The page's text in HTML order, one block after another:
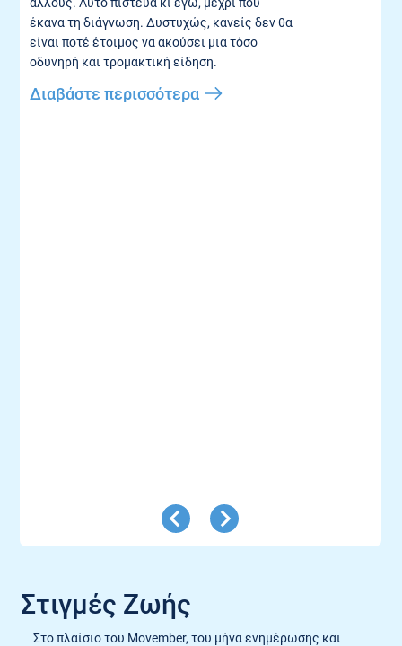
άλλους. Αυτό πίστευα κι εγώ, μέχρι που
έκανα τη διάγνωση. Δυστυχώς, κανείς δεν θα
είναι ποτέ έτοιμος να ακούσει μια τόσο
οδυνηρή και τρομακτική είδηση.
Διαβάστε περισσότερα
Στιγμές Ζωής
Στο πλαίσιο του Movember, του μήνα ενημέρωσης και